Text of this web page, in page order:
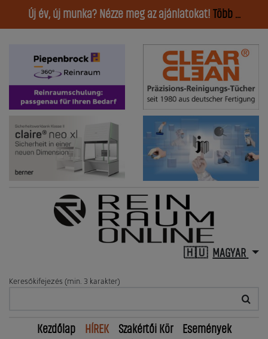
Új év, új munka? Nézze meg az ajánlatokat! Több ...
MAGYAR
Keresőkifejezés (min. 3 karakter)
Kezdőlap HÍREK Szakértői Kör
Események